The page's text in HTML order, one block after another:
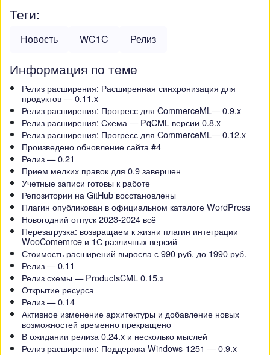
Теги:
Новость WC1C Релиз
Информация по теме
Релиз расширения: Расширенная синхронизация для
продуктов — 0.11.x
Релиз расширения: Прогресс для CommerceML— 0.9.x
Релиз расширения: Схема — PqCML версии 0.8.x
Релиз расширения: Прогресс для CommerceML— 0.12.x
Произведено обновление сайта #4
Релиз — 0.21
Прием мелких правок для 0.9 завершен
Учетные записи готовы к работе
Репозитории на GitHub восстановлены
Плагин опубликован в официальном каталоге WordPress
Новогодний отпуск 2023-2024 всё
Перезагрузка: возвращаем к жизни плагин интеграции
WooComemrce и 1С различных версий
Стоимость расширений выросла с 990 руб. до 1990 руб.
Релиз — 0.11
Релиз схемы — ProductsCML 0.15.x
Открытие ресурса
Релиз — 0.14
Активное изменение архитектуры и добавление новых
возможностей временно прекращено
В ожидании релиза 0.24.x и несколько мыслей
Релиз расширения: Поддержка Windows-1251 — 0.9.x